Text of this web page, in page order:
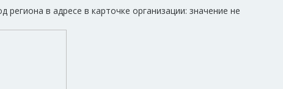
в адресе в карточке организации: значение не